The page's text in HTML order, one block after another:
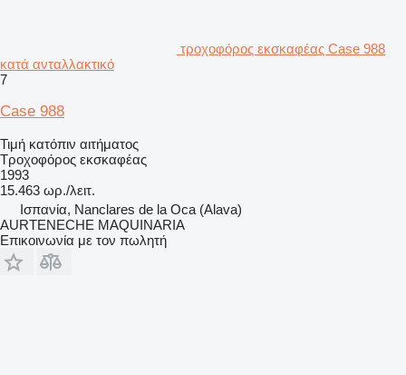
τροχοφόρος εκσκαφέας Case 988
κατά ανταλλακτικό
7
Case 988
Τιμή κατόπιν αιτήματος
Τροχοφόρος εκσκαφέας
1993
15.463 ωρ./λειτ.
Ισπανία, Nanclares de la Oca (Alava)
AURTENECHE MAQUINARIA
Επικοινωνία με τον πωλητή